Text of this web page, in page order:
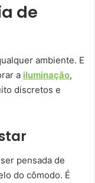
de
ambiente. E
a iluminação,
discretos e
pensada de
do cômodo. É